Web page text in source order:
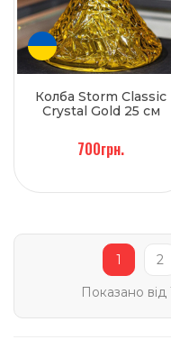
Колба Storm Classic
Crystal Gold 25 см
700грн.
1 2
Показано від